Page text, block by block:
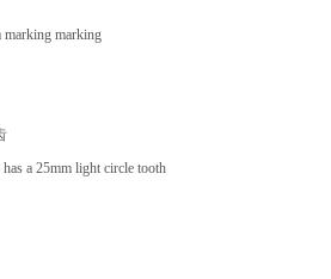
marking marking
a 25mm light circle tooth